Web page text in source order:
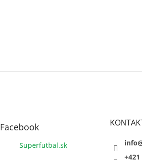
Facebook
Superfutbal.sk
+421